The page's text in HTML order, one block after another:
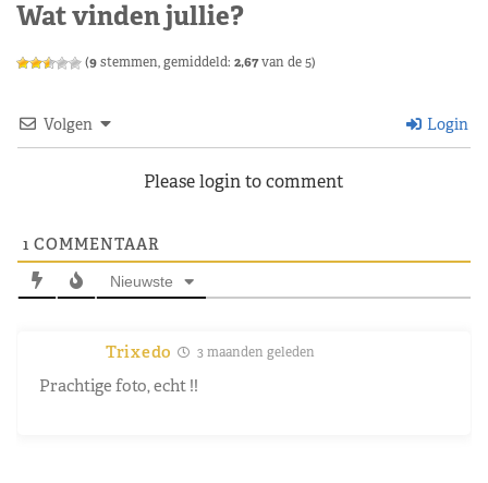
Wat vinden jullie?
(9stemmen, gemiddeld: 2,67van de 5)
Volgen Login
Please login to comment
1 COMMENTAAR
Nieuwste
Trixedo 3 maanden geleden
Prachtige foto, echt !!